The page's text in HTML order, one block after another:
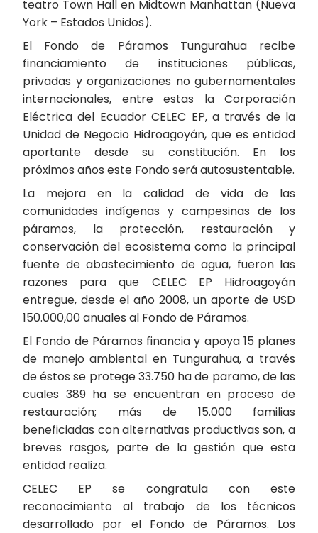
teatro Town Hall en Midtown Manhattan (Nueva
York – Estados Unidos).
El Fondo de Páramos Tungurahua recibe
financiamiento de instituciones públicas,
privadas y organizaciones no gubernamentales
internacionales, entre estas la Corporación
Eléctrica del Ecuador CELEC EP, a través de la
Unidad de Negocio Hidroagoyán, que es entidad
aportante desde su constitución. En los
próximos años este Fondo será autosustentable.
La mejora en la calidad de vida de las
comunidades indígenas y campesinas de los
páramos, la protección, restauración y
conservación del ecosistema como la principal
fuente de abastecimiento de agua, fueron las
razones para que CELEC EP Hidroagoyán
entregue, desde el año 2008, un aporte de USD
150.000,00 anuales al Fondo de Páramos.
El Fondo de Páramos financia y apoya 15 planes
de manejo ambiental en Tungurahua, a través
de éstos se protege 33.750 ha de paramo, de las
cuales 389 ha se encuentran en proceso de
restauración; más de 15.000 familias
beneficiadas con alternativas productivas son, a
breves rasgos, parte de la gestión que esta
entidad realiza.
CELEC EP se congratula con este
reconocimiento al trabajo de los técnicos
desarrollado por el Fondo de Páramos. Los